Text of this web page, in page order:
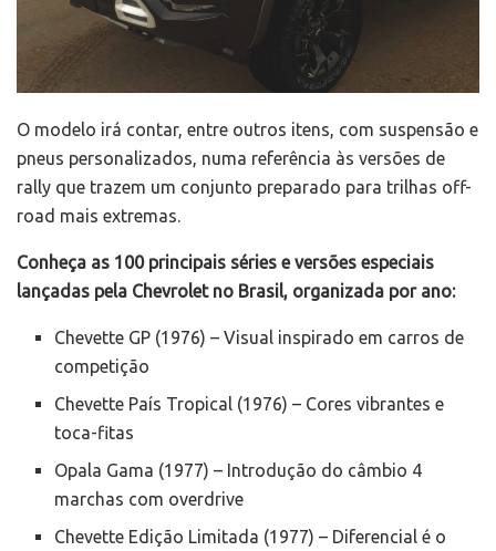
O modelo irá contar, entre outros itens, com suspensão e
pneus personalizados, numa referência às versões de
rally que trazem um conjunto preparado para trilhas off-
road mais extremas.
Conheça as 100 principais séries e versões especiais
lançadas pela Chevrolet no Brasil, organizada por ano:
Chevette GP (1976) – Visual inspirado em carros de
competição
Chevette País Tropical (1976) – Cores vibrantes e
toca-fitas
Opala Gama (1977) – Introdução do câmbio 4
marchas com overdrive
Chevette Edição Limitada (1977) – Diferencial é o